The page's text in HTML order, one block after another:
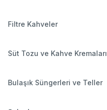
Filtre Kahveler
Süt Tozu ve Kahve Kremaları
Bulaşık Süngerleri ve Teller